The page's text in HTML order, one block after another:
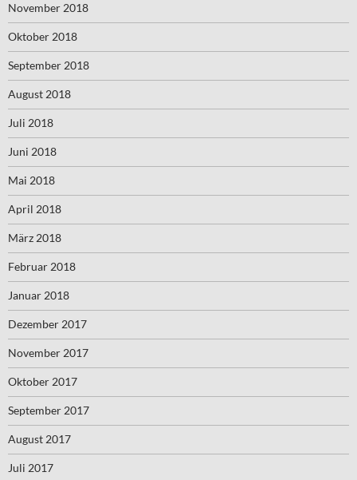
November 2018
Oktober 2018
September 2018
August 2018
Juli 2018
Juni 2018
Mai 2018
April 2018
März 2018
Februar 2018
Januar 2018
Dezember 2017
November 2017
Oktober 2017
September 2017
August 2017
Juli 2017